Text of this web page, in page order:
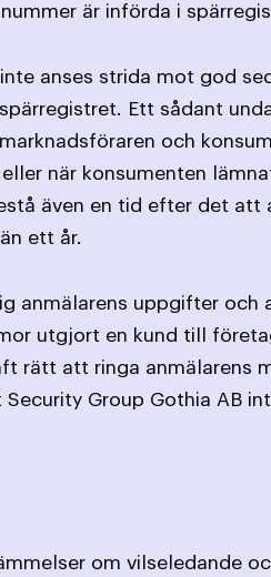
är införda i
anses strida mot god
Ett sådant
och
när konsumenten
även en tid efter det
ett år.
anmälarens uppgifter
utgjort en kund till
rätt att ringa anmälarens
Group Gothia AB
om vilseledande